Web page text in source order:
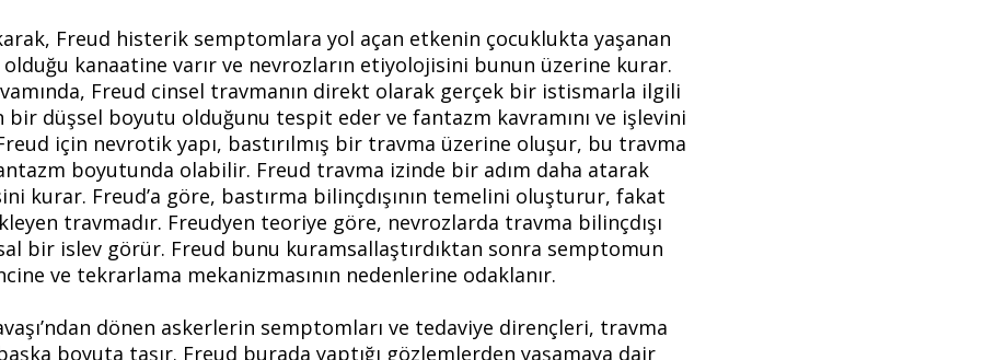
Freud histerik semptomlara yol açan etkenin çocuklukta yaşanan
kanaatine varır ve nevrozların etiyolojisini bunun üzerine kurar.
Freud cinsel travmanın direkt olarak gerçek bir istismarla ilgili
bir düşsel boyutu olduğunu tespit eder ve fantazm kavramını ve işlevini
için nevrotik yapı, bastırılmış bir travma üzerine oluşur, bu travma
boyutunda olabilir. Freud travma izinde bir adım daha atarak
kurar. Freud’a göre, bastırma bilinçdışının temelini oluşturur, fakat
travmadır. Freudyen teoriye göre, nevrozlarda travma bilinçdışı
bir islev görür. Freud bunu kuramsallaştırdıktan sonra semptomun
ve tekrarlama mekanizmasının nedenlerine odaklanır.
dönen askerlerin semptomları ve tedaviye dirençleri, travma
boyuta taşır. Freud burada yaptığı gözlemlerden yaşamaya dair